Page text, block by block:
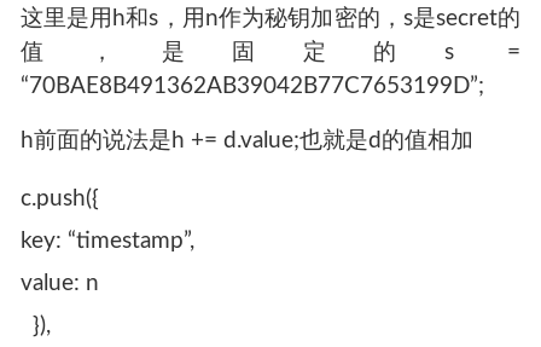
这里是用h和s，用n作为秘钥加密的，s是secret的
值，是固定的s =
“70BAE8B491362AB39042B77C7653199D”;
h前面的说法是h += d.value;也就是d的值相加
c.push({
key: “timestamp”,
value: n
}),